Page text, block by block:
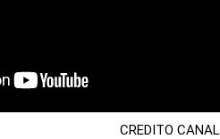
CREDITO CANAL